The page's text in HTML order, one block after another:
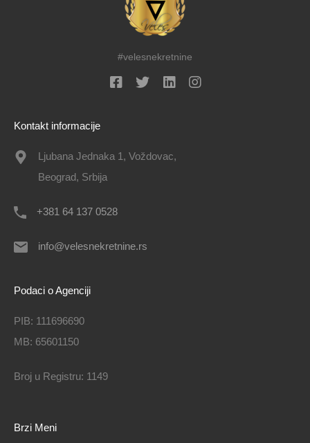
#velesnekretnine
Kontakt informacije
Ljubana Jednaka 1, Voždovac,
Beograd, Srbija
+381 64 137 0528
info@velesnekretnine.rs
Podaci o Agenciji
PIB: 111696690
MB: 65601150
Broj u Registru: 1149
Brzi Meni